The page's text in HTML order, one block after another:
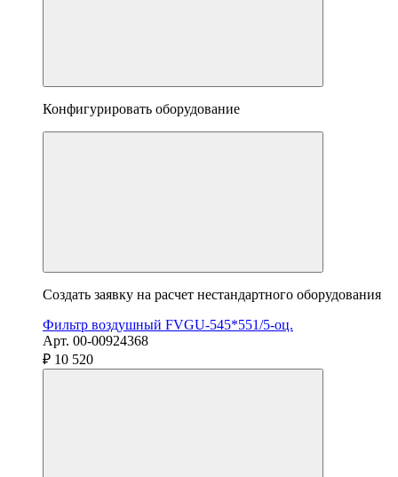
Конфигурировать оборудование
Создать заявку на расчет нестандартного оборудования
Фильтр воздушный FVGU-545*551/5-оц.
Арт. 00-00924368
₽ 10 520